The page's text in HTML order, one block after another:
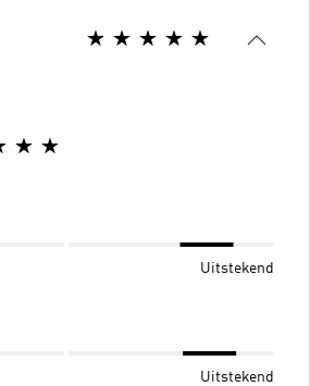
Uitstekend
Uitstekend